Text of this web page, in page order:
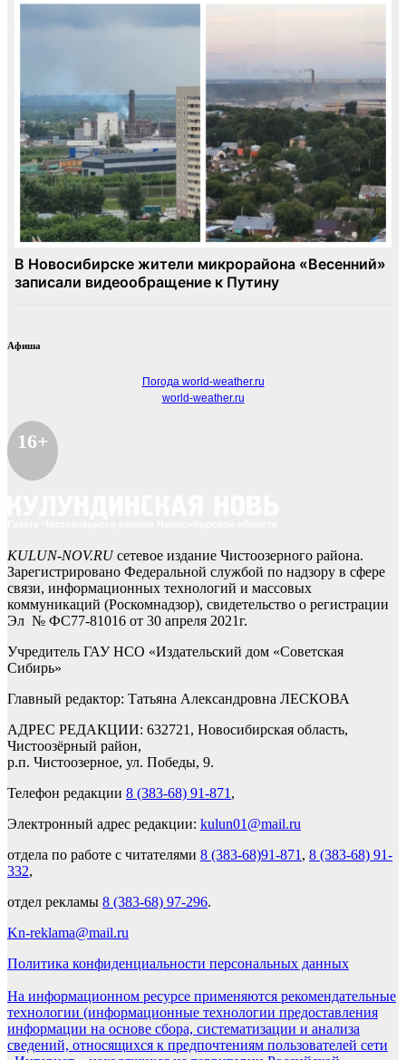
Афиша
Погода world-weather.ru
world-weather.ru
16+
KULUN-NOV.RUсетевое издание Чистоозерного района.
Зарегистрировано Федеральной службой по надзору в сфере
связи, информационных технологий и массовых
коммуникаций (Роскомнадзор), свидетельство о регистрации
Эл № ФС77-81016 от 30 апреля 2021г.
Учредитель ГАУ НСО «Издательский дом «Советская
Сибирь»
Главный редактор: Татьяна Александровна ЛЕСКОВА
АДРЕС РЕДАКЦИИ: 632721, Новосибирская область,
Чистоозёрный район,
р.п. Чистоозерное, ул. Победы, 9.
Телефон редакции 8 (383-68) 91-871 ,
Электронный адрес редакции: kulun01@mail.ru
отдела по работе с читателями 8 (383-68)91-871 , 8 (383-68) 91-
332,
отдел рекламы 8 (383-68) 97-296.
Kn-reklama@mail.ru
Политика конфиденциальности персональных данных
На информационном ресурсе применяются рекомендательные
технологии (информационные технологии предоставления
информации на основе сбора, систематизации и анализа
сведений, относящихся к предпочтениям пользователей сети